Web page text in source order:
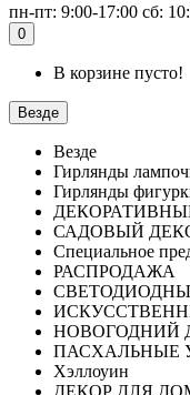
пн-пт: 9:00-17:00 сб:
0
В корзине пусто!
Везде
Везде
Гирлянды
Гирлянды
САДОВЫЙ
Специальное
РАСПРОДАЖА
НОВОГОДНИЙ
ПАСХАЛЬНЫЕ
Хэллоуин
ДЕКОР ДЛЯ